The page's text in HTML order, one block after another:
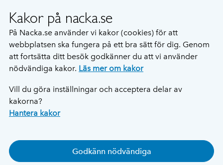
Kakor på nacka.se
På Nacka.se använder vi kakor (cookies) för att
webbplatsen ska fungera på ett bra sätt för dig. Genom
att fortsätta ditt besök godkänner du att vi använder
nödvändiga kakor. Läs mer om kakor
Vill du göra inställningar och acceptera delar av
kakorna?
Hantera kakor
Godkänn nödvändiga